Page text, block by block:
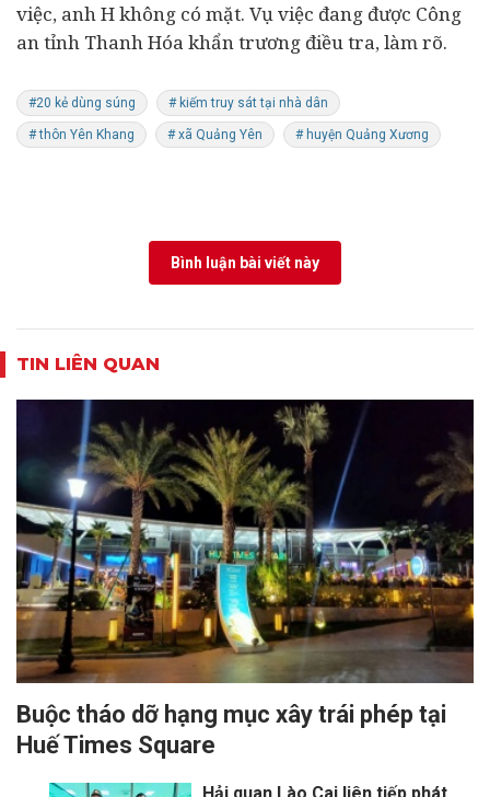
việc, anh H không có mặt. Vụ việc đang được Công
an tỉnh Thanh Hóa khẩn trương điều tra, làm rõ.
#20 kẻ dùng súng # kiếm truy sát tại nhà dân
# thôn Yên Khang # xã Quảng Yên # huyện Quảng Xương
Bình luận bài viết này
TIN LIÊN QUAN
Buộc tháo dỡ hạng mục xây trái phép tại
Huế Times Square